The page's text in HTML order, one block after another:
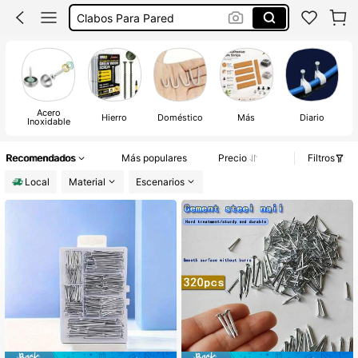
Ponche Frio Para Moto
Ponches Para Auto
Clavos Para Pared
Acero
Inoxidable Hierro Doméstico Más Diario
Recomendados Más populares Precio
Filtros
Local
Material Escenarios